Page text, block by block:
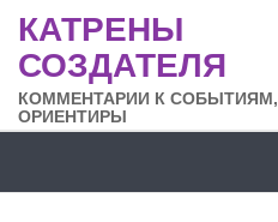
КАТРЕНЫ
СОЗДАТЕЛЯ
КОММЕНТАРИИ К
ОРИЕНТИРЫ